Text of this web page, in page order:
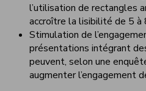
l’utilisation de rectangles
accroître la lisibilité de 5 à
Stimulation de
présentations intégrant
peuvent, selon une
augmenter l’engagement